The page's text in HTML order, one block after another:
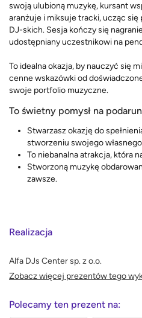
swoją ulubioną muzykę, kursant
aranżuje i miksuje tracki, ucząc
DJ-skich. Sesja kończy się
udostępniany uczestnikowi na
To idealna okazja, by nauczyć się
cenne wskazówki od
swoje portfolio muzyczne.
To świetny pomysł na
Stwarzasz okazję do
stworzeniu swojego
To niebanalna atrakcja, która
Stworzoną muzykę
zawsze.
Realizacja
Alfa DJs Center sp. z o.o.
Zobacz więcej prezentów tego
Polecamy ten prezent na: